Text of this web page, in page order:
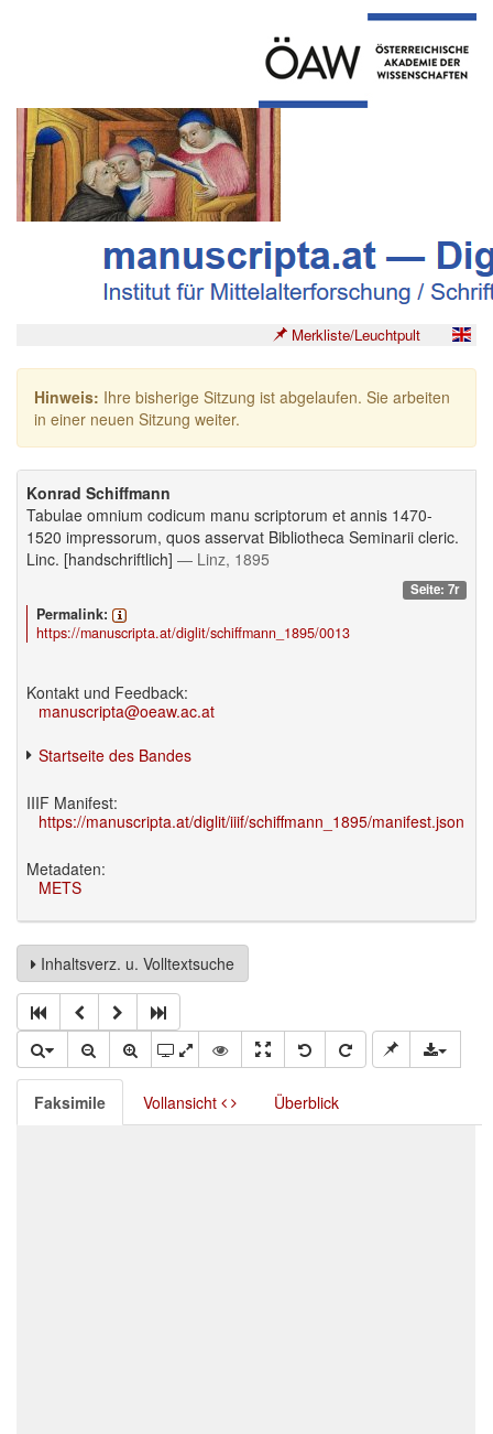
Merkliste/Leuchtpult
Hinweis: Ihre bisherige Sitzung ist abgelaufen. Sie arbeiten
in einer neuen Sitzung weiter.
Konrad Schiffmann
Tabulae omnium codicum manu scriptorum et annis 1470-
1520 impressorum, quos asservat Bibliotheca Seminarii cleric.
Linc. [handschriftlich] — Linz, 1895
Seite: 7r
Permalink:
https://manuscripta.at/diglit/schiffmann_1895/0013
Kontakt und Feedback:
manuscripta@oeaw.ac.at
Startseite des Bandes
IIIF Manifest:
https://manuscripta.at/diglit/iiif/schiffmann_1895/manifest.json
Metadaten:
METS
Inhaltsverz. u. Volltextsuche
Faksimile Vollansicht Überblick